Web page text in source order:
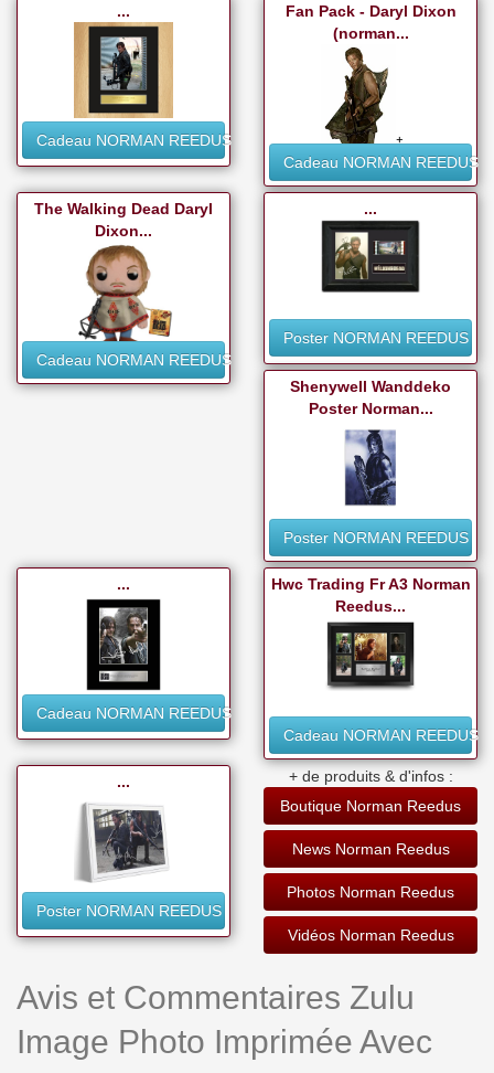
...
Cadeau NORMAN REEDUS
Fan Pack - Daryl Dixon
(norman...
Cadeau NORMAN REEDUS
The Walking Dead Daryl
Dixon...
Cadeau NORMAN REEDUS
...
Poster NORMAN REEDUS
Shenywell Wanddeko
Poster Norman...
Poster NORMAN REEDUS
...
Cadeau NORMAN REEDUS
Hwc Trading Fr A3 Norman
Reedus...
Cadeau NORMAN REEDUS
...
Poster NORMAN REEDUS
+ de produits & d'infos :
Boutique Norman Reedus
News Norman Reedus
Photos Norman Reedus
Vidéos Norman Reedus
Avis et Commentaires Zulu
Image Photo Imprimée Avec